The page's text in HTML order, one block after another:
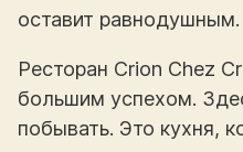
оставит равнодушным.
Ресторан Crion Chez
большим успехом.
побывать. Это кухня,